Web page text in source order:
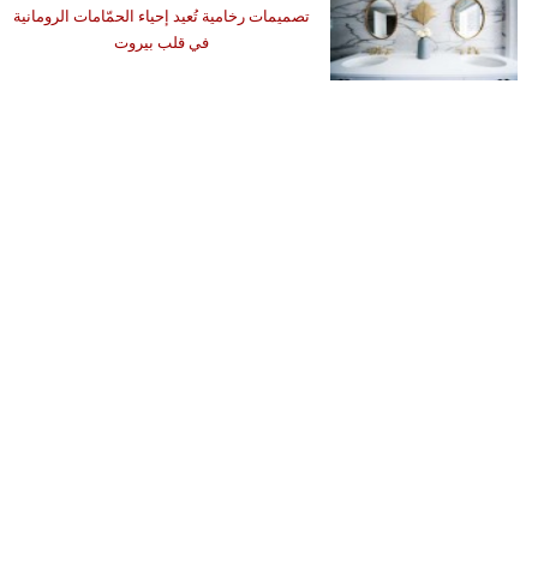
تصميمات رخامية تُعيد إحياء الحمّامات الرومانية
في قلب بيروت